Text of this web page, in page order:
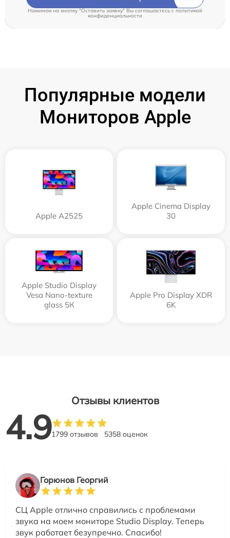
Нажимая на кнопку "Оставить заявку" Вы соглашаетесь cполитикой
конфиденциальности
Популярные модели
Мониторов Apple
Apple А2525
Apple Cinema Display
30
Apple Studio Display
Vesa Nano-texture
glass 5К
Apple Pro Display XDR
6K
Отзывы клиентов
4.91799 отзывов 5358 оценок
Горюнов Георгий
СЦ Apple отлично справились с проблемами
звука на моем мониторе Studio Display. Теперь
звук работает безупречно. Спасибо!